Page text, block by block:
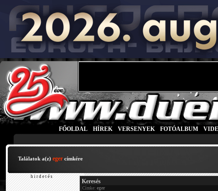
FŐOLDAL HÍREK VERSENYEK FOTÓALBUM
Találatok a(z)eger címkére
h i r d e t é s
Keresés
Címke: eger